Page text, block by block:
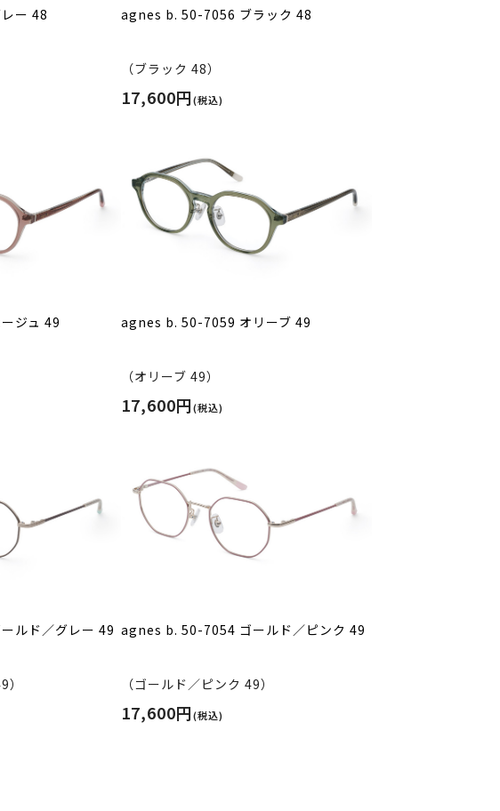
ー 48 agnes b. 50-7056 ブラック 48
（ブラック 48）
17,600円(税込)
ジュ 49 agnes b. 50-7059 オリーブ 49
（オリーブ 49）
17,600円(税込)
ルド／グレー 49 agnes b. 50-7054 ゴールド／ピンク 49
（ゴールド／ピンク 49）
17,600円(税込)